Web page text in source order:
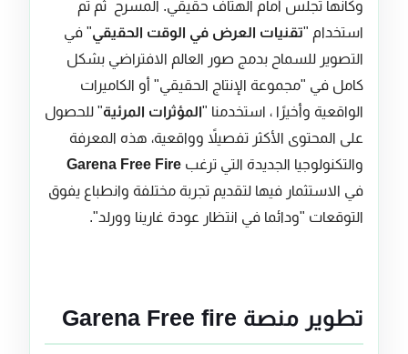
وكأنها تجلس أمام الهتاف حقيقي. المسرح ثم تم
استخدام "تقنيات العرض في الوقت الحقيقي" في
التصوير للسماح بدمج صور العالم الافتراضي بشكل
كامل في "مجموعة الإنتاج الحقيقي" أو الكاميرات
الواقعية وأخيرًا ، استخدمنا "المؤثرات المرئية" للحصول
على المحتوى الأكثر تفصيلاً وواقعية، هذه المعرفة
والتكنولوجيا الجديدة التي ترغب Garena Free Fire
في الاستثمار فيها لتقديم تجربة مختلفة وانطباع يفوق
التوقعات "ودائما في انتظار عودة غارينا وورلد".
تطوير منصة Garena Free fire